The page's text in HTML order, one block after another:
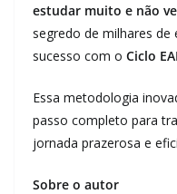
estudar muito e não
segredo de milhares
sucesso com o Ciclo
Essa metodologia
passo completo para
jornada prazerosa e
Sobre o autor